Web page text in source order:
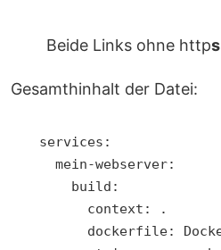
Beide Links ohne https
Gesamthinhalt der Datei:
services: